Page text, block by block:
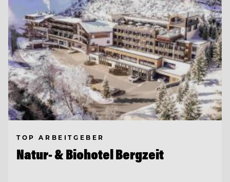
TOP ARBEITGEBER
Natur- & Biohotel Bergzeit